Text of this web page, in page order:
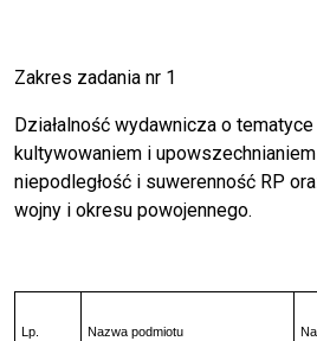
Zakres zadania nr 1
Działalność wydawnicza o
kultywowaniem i
niepodległość i suwerenność RP
wojny i okresu powojennego.
Lp. Nazwa podmiotu